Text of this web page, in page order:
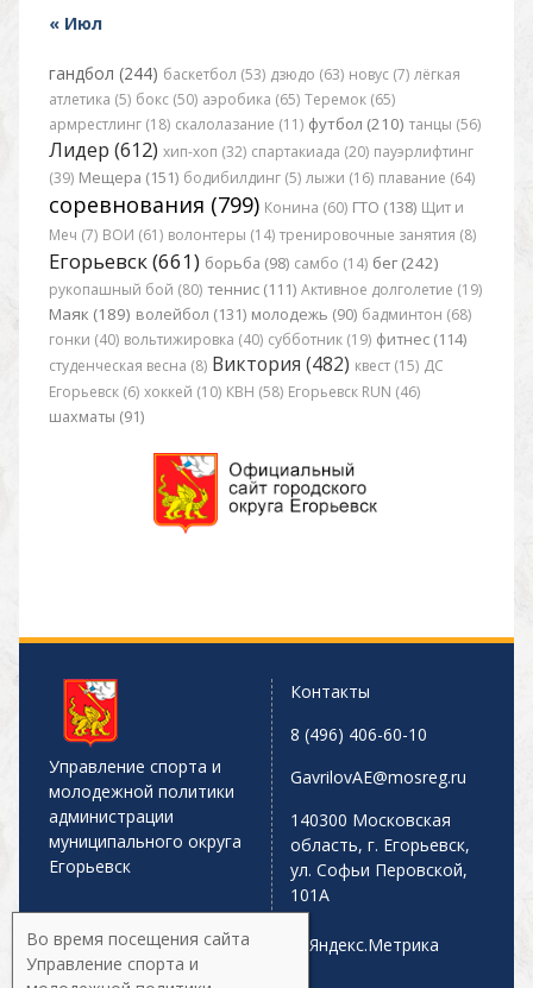
« Июл
гандбол (244) баскетбол (53) дзюдо (63) новус (7) лёгкая
атлетика (5) бокс (50) аэробика (65) Теремок (65)
армрестлинг (18) скалолазание (11) футбол (210) танцы (56)
Лидер (612) хип-хоп (32) спартакиада (20) пауэрлифтинг
(39) Мещера (151) бодибилдинг (5) лыжи (16) плавание (64)
соревнования (799) Конина (60) ГТО (138) Щит и
Меч (7) ВОИ (61) волонтеры (14) тренировочные занятия (8)
Егорьевск (661) борьба (98) самбо (14) бег (242)
рукопашный бой (80) теннис (111) Активное долголетие (19)
Маяк (189) волейбол (131) молодежь (90) бадминтон (68)
гонки (40) вольтижировка (40) субботник (19) фитнес (114)
студенческая весна (8) Виктория (482) квест (15) ДС
Егорьевск (6) хоккей (10) КВН (58) Егорьевск RUN (46)
шахматы (91)
Управление спорта и
молодежной политики
администрации
муниципального округа
Егорьевск
Контакты
8 (496) 406-60-10
GavrilovAE@mosreg.ru
140300 Московская
область, г. Егорьевск,
ул. Софьи Перовской,
101А
Во время посещения сайта
Управление спорта и